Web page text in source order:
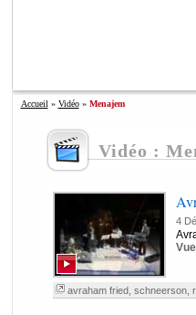
Accueil » Vidéo» Menajem
Vidéo :
4
avraham fried, schneerson,